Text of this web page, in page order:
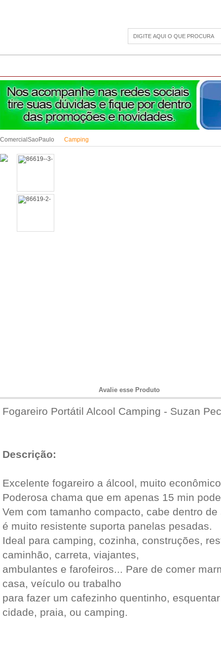
ComercialSaoPaulo Camping
Avalie esse Produto
Fogareiro Portátil Alcool Camping - Suzan
Descrição:
Excelente fogareiro a álcool, muito
Poderosa chama que em apenas 15 min
Vem com tamanho compacto, cabe dentro
é muito resistente suporta panelas pesadas.
Ideal para camping, cozinha, construções,
caminhão, carreta, viajantes,
ambulantes e farofeiros... Pare de comer
casa, veículo ou trabalho
para fazer um cafezinho quentinho,
cidade, praia, ou camping.